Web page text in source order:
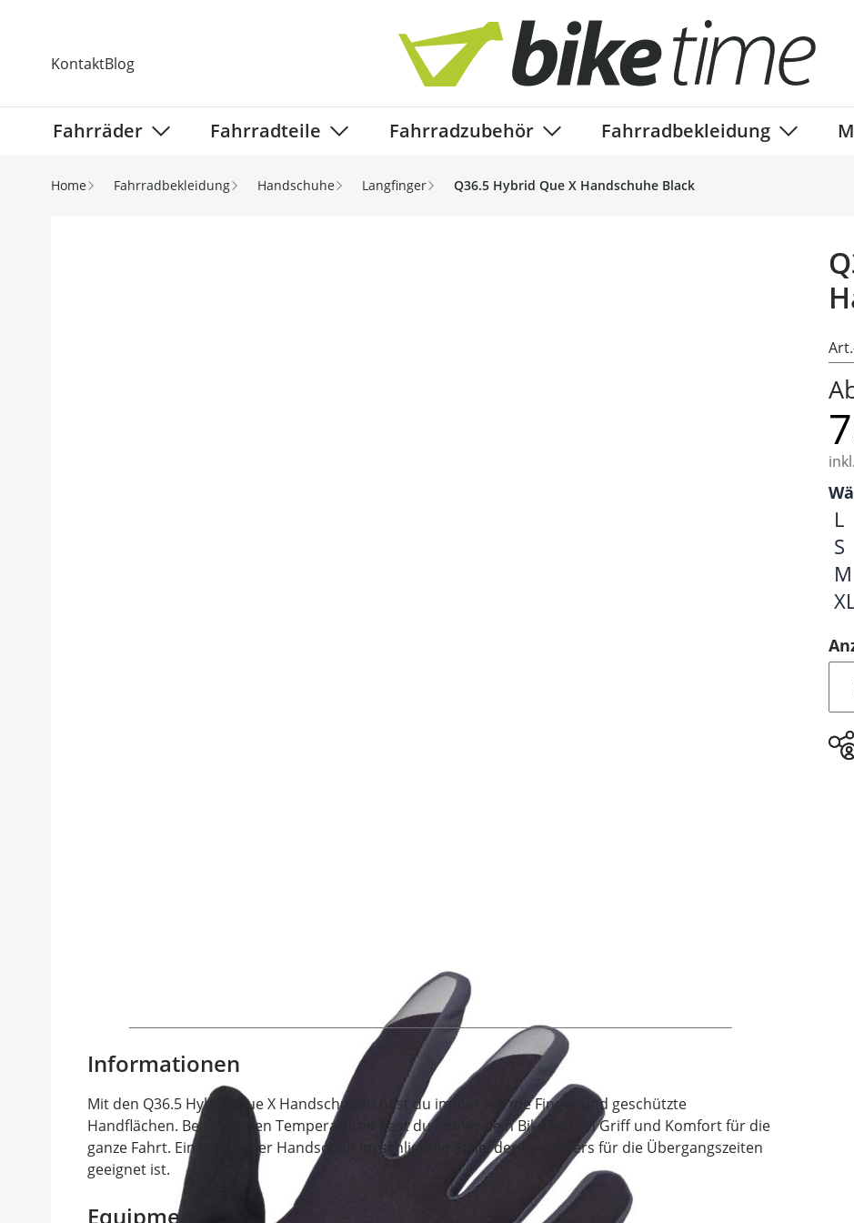
KontaktBlog
Fahrräder Fahrradteile Fahrradzubehör
Show submenu for Fahrradzubehör category
Fahrradbekleidung
Home Fahrradbekleidung Handschuhe Langfinger Q36.5 Hybrid Que X Handschuhe Black
It
L
S
M
Informationen
Mit den Q36.5 Hybrid Que X Handschuhen hast du immer warme Finger und geschützte
Handflächen. Bei niedrigen Temperaturen hast du immer dein Bike fest im Griff und Komfort für die
ganze Fahrt. Ein vielseitiger Handschuh im schlichten Style, der besonders für die Übergangszeiten
geeignet ist.
Equipment